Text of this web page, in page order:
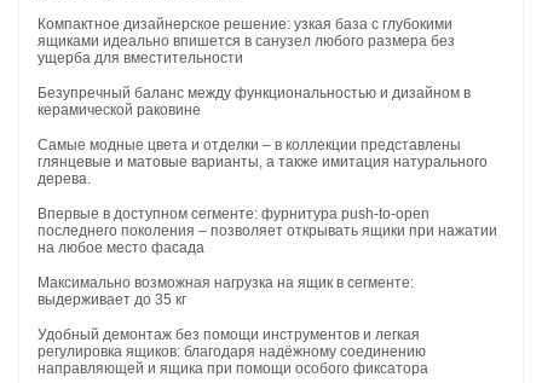
Компактное дизайнерское решение: узкая база с глубокими
ящиками идеально впишется в санузел любого размера без
ущерба для вместительности
Безупречный баланс между функциональностью и дизайном в
керамической раковине
Самые модные цвета и отделки – в коллекции представлены
глянцевые и матовые варианты, а также имитация натурального
дерева.
Впервые в доступном сегменте: фурнитура push-to-open
последнего поколения – позволяет открывать ящики при нажатии
на любое место фасада
Максимально возможная нагрузка на ящик в сегменте:
выдерживает до 35 кг
Удобный демонтаж без помощи инструментов и легкая
регулировка ящиков: благодаря надёжному соединению
направляющей и ящика при помощи особого фиксатора